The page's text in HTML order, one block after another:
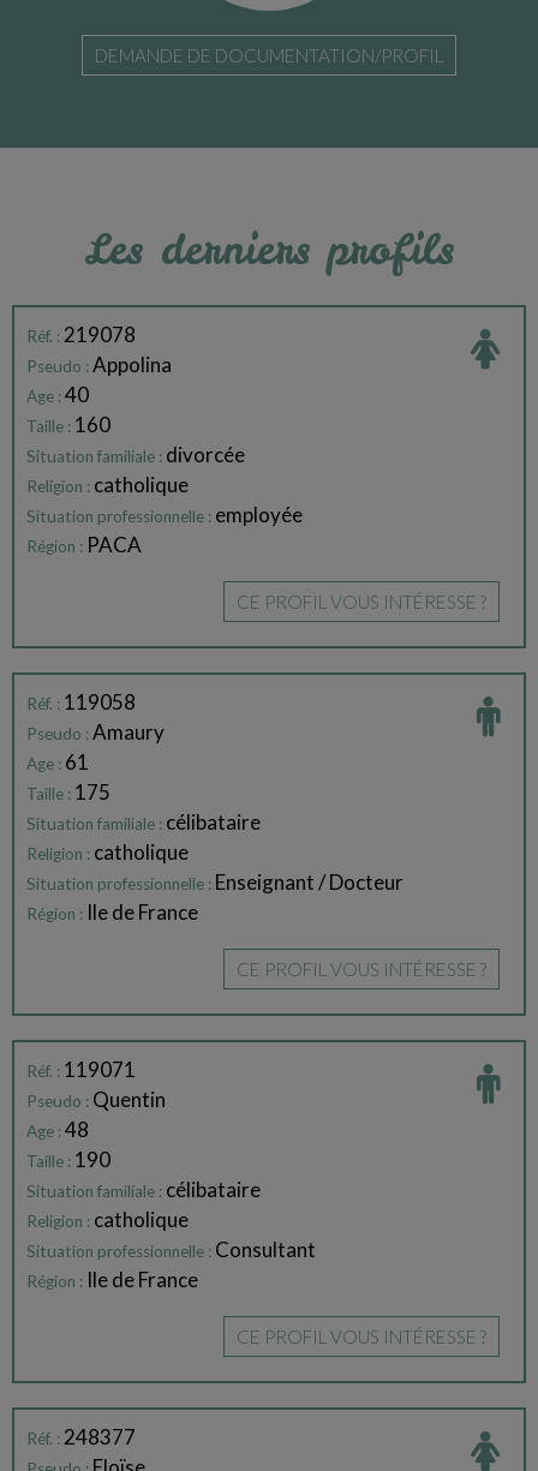
DEMANDE DE DOCUMENTATION/PROFIL
Les derniers profils
Réf. : 219078
Pseudo :Appolina
Age :40
Taille : 160
Situation familiale : divorcée
Religion : catholique
Situation professionnelle : employée
Région : PACA
CE PROFIL VOUS INTÉRESSE ?
Réf. : 119058
Pseudo :Amaury
Age : 61
Taille : 175
Situation familiale : célibataire
Religion : catholique
Situation professionnelle : Enseignant / Docteur
Région : Ile de France
CE PROFIL VOUS INTÉRESSE ?
Réf. : 119071
Pseudo : Quentin
Age :48
Taille : 190
Situation familiale : célibataire
Religion : catholique
Situation professionnelle : Consultant
Région : Ile de France
CE PROFIL VOUS INTÉRESSE ?
Réf. : 248377